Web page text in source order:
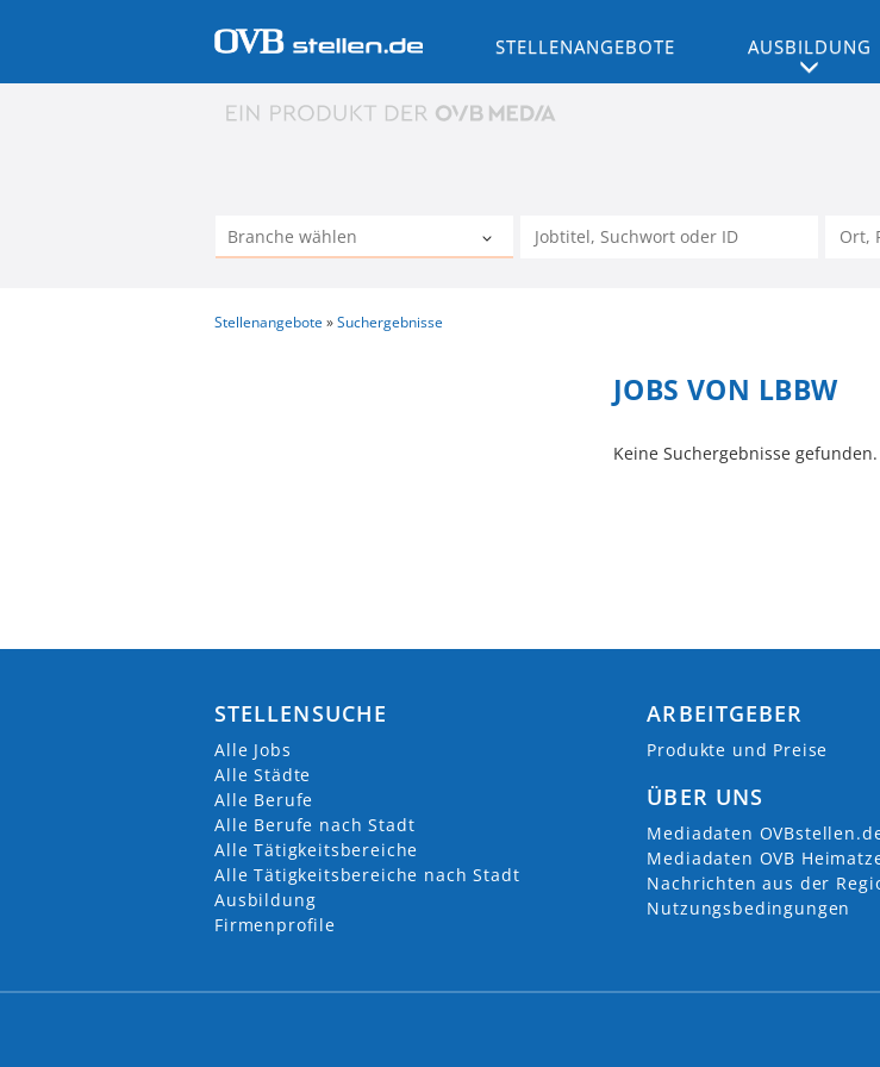
STELLENANGEBOTE AUSBILDUNG
Stellenangebote Suchergebnisse
JOBS VON LBBW
Keine Suchergebnisse gefunden.
STELLENSUCHE
Alle Jobs
Alle Städte
Alle Berufe
Alle Berufe nach Stadt
Alle Tätigkeitsbereiche
Alle Tätigkeitsbereiche nach Stadt
Ausbildung
Firmenprofile
ARBEITGEBER
Produkte und Preise
ÜBER UNS
Mediadaten
Mediadaten OVB
Nachrichten aus der
Nutzungsbedingungen